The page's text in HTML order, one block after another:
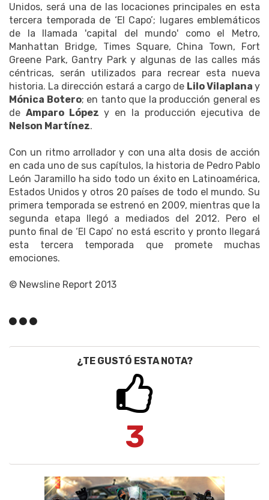
Unidos, será una de las locaciones principales en esta
tercera temporada de ‘El Capo’; lugares emblemáticos
de la llamada 'capital del mundo' como el Metro,
Manhattan Bridge, Times Square, China Town, Fort
Greene Park, Gantry Park y algunas de las calles más
céntricas, serán utilizados para recrear esta nueva
historia. La dirección estará a cargo de Lilo Vilaplana y
Mónica Botero; en tanto que la producción general es
de Amparo López y en la producción ejecutiva de
Nelson Martínez.
Con un ritmo arrollador y con una alta dosis de acción
en cada uno de sus capítulos, la historia de Pedro Pablo
León Jaramillo ha sido todo un éxito en Latinoamérica,
Estados Unidos y otros 20 países de todo el mundo. Su
primera temporada se estrenó en 2009, mientras que la
segunda etapa llegó a mediados del 2012. Pero el
punto final de ‘El Capo’ no está escrito y pronto llegará
esta tercera temporada que promete muchas
emociones.
© Newsline Report 2013
¿TE GUSTÓ ESTA NOTA?
3